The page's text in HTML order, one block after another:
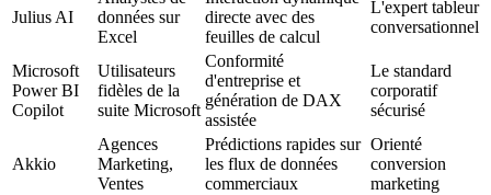
Julius AI
données sur
Excel
directe avec des
feuilles de calcul
L'expert tableur
conversationnel
Microsoft
Power BI
Copilot
Utilisateurs
fidèles de la
suite Microsoft
Conformité
d'entreprise et
génération de DAX
assistée
Le standard
corporatif
sécurisé
Akkio
Agences
Marketing,
Ventes
Prédictions rapides sur
les flux de données
commerciaux
Orienté
conversion
marketing